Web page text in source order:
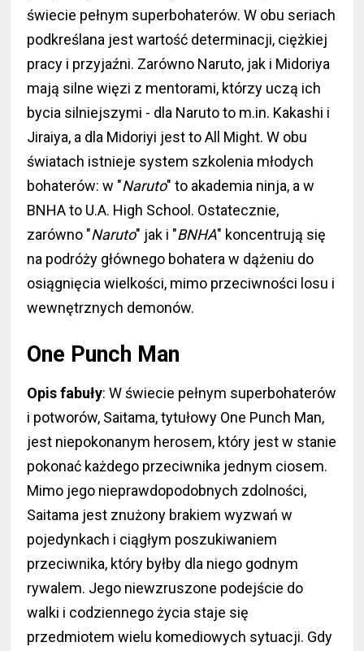
świecie pełnym superbohaterów. W obu seriach
podkreślana jest wartość determinacji, ciężkiej
pracy i przyjaźni. Zarówno Naruto, jak i Midoriya
mają silne więzi z mentorami, którzy uczą ich
bycia silniejszymi - dla Naruto to m.in. Kakashi i
Jiraiya, a dla Midoriyi jest to All Might. W obu
światach istnieje system szkolenia młodych
bohaterów: w "Naruto" to akademia ninja, a w
BNHA to U.A. High School. Ostatecznie,
zarówno "Naruto" jak i "BNHA" koncentrują się
na podróży głównego bohatera w dążeniu do
osiągnięcia wielkości, mimo przeciwności losu i
wewnętrznych demonów.
One Punch Man
Opis fabuły: W świecie pełnym superbohaterów
i potworów, Saitama, tytułowy One Punch Man,
jest niepokonanym herosem, który jest w stanie
pokonać każdego przeciwnika jednym ciosem.
Mimo jego nieprawdopodobnych zdolności,
Saitama jest znużony brakiem wyzwań w
pojedynkach i ciągłym poszukiwaniem
przeciwnika, który byłby dla niego godnym
rywalem. Jego niewzruszone podejście do
walki i codziennego życia staje się
przedmiotem wielu komediowych sytuacji. Gdy